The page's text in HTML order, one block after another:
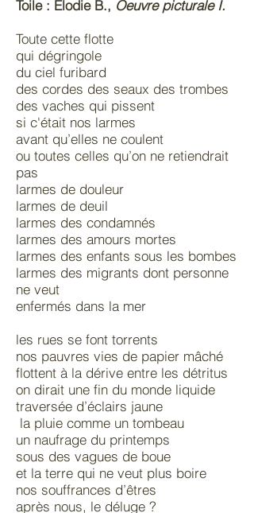
Toile : Elodie B., Oeuvre picturale I.
Toute cette flotte
qui dégringole
du ciel furibard
des cordes des seaux des trombes
des vaches qui pissent
si c'était nos larmes
avant qu’elles ne coulent
ou toutes celles qu’on ne retiendrait
pas
larmes de douleur
larmes de deuil
larmes des condamnés
larmes des amours mortes
larmes des enfants sous les bombes
larmes des migrants dont personne
ne veut
enfermés dans la mer
les rues se font torrents
nos pauvres vies de papier mâché
flottent à la dérive entre les détritus
on dirait une fin du monde liquide
traversée d’éclairs jaune
la pluie comme un tombeau
un naufrage du printemps
sous des vagues de boue
et la terre qui ne veut plus boire
nos souffrances d’êtres
après nous, le déluge ?